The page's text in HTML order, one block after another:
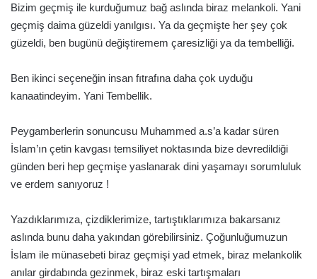
Bizim geçmiş ile kurduğumuz bağ aslında biraz melankoli. Yani
geçmiş daima güzeldi yanılgısı. Ya da geçmişte her şey çok
güzeldi, ben bugünü değiştiremem çaresizliği ya da tembelliği.
Ben ikinci seçeneğin insan fıtrafına daha çok uyduğu
kanaatindeyim. Yani Tembellik.
Peygamberlerin sonuncusu Muhammed a.s’a kadar süren
İslam’ın çetin kavgası temsiliyet noktasında bize devredildiği
günden beri hep geçmişe yaslanarak dini yaşamayı sorumluluk
ve erdem sanıyoruz !
Yazdıklarımıza, çizdiklerimize, tartıştıklarımıza bakarsanız
aslında bunu daha yakından görebilirsiniz. Çoğunluğumuzun
İslam ile münasebeti biraz geçmişi yad etmek, biraz melankolik
anılar girdabında gezinmek, biraz eski tartışmaları